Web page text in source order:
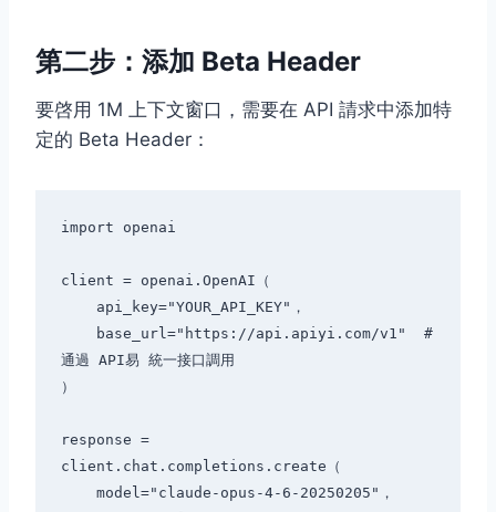
第二步：添加 Beta Header
要啓用 1M 上下文窗口，需要在 API 請求中添加特
定的 Beta Header：
import openai
client = openai.OpenAI（
通過 API易 統一接口調用
）
response =
client.chat.completions.create（